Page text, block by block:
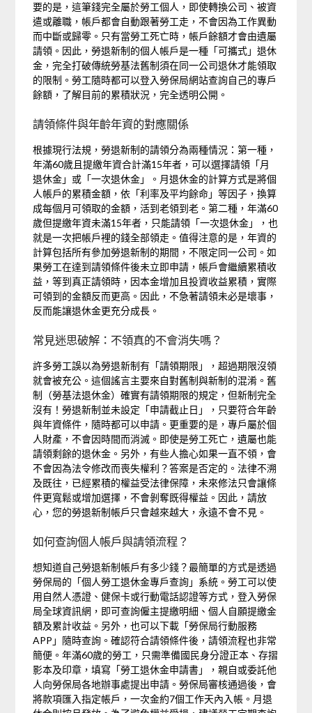
要的是，這筆錢完全屬於勞工個人，即使轉換公司、被資
遣或離職，帳戶都會自動跟著勞工走，不會因為工作異動
而中斷或歸零。只有當勞工死亡時，帳戶餘額才會由遺屬
請領。因此，勞退新制的個人帳戶是一種「可攜式」退休
金，完全打破傳統勞基法舊制須在同一公司退休才能領取
的限制。勞工隨時都可以登入勞保局網站查詢自己的專戶
餘額，了解目前的累積狀況，完全透明公開。
請領條件與年齡年資的對應關係
根據現行法規，勞退新制的請領分為兩種情況：第一種，
年滿60歲且提繳年資合計滿15年者，可以選擇請領「月
退休金」或「一次退休金」。月退休金的計算方式是將個
人帳戶的累積金額，依「利率及平均餘命」等因子，換算
成每個月可領取的金額，活到老領到老。第二種，年滿60
歲但提繳年資未滿15年者，只能請領「一次退休金」，也
就是一次把帳戶裡的錢全部領走。值得注意的是，年資的
計算包括所有參加勞退新制的期間，不限定同一公司。如
果勞工在達到請領條件後未立即申請，帳戶會繼續累積收
益，等到真正請領時，因本金增加且投資收益累積，實際
可領到的金額反而更高。因此，不急著請領未必是壞事，
反而能讓退休金更充分成長。
常見迷思破解：不領真的不會消失嗎？
許多勞工誤以為勞退新制有「請領期限」，超過期限沒領
就會被充公。這個謠言主要來自對舊制與新制的混淆。舊
制（勞基法退休金）確實有請領期限的規定，但新制完全
沒有！勞退新制並未設定「申請截止日」，只要符合年齡
與年資條件，隨時都可以申請。更重要的是，專戶屬於個
人財產，不會因時間而消滅。即使是勞工死亡，遺屬也能
請領剩餘的退休金。另外，有些人擔心如果一直不領，會
不會因為法令修改而喪失權利？答案是否定的。法律不溯
及既往，已經累積的權益受法律保障，未來修法只會讓條
件更寬鬆或增加選擇，不會剝奪既得權益。因此，請放
心，您的勞退新制帳戶只會越來越大，永遠不會不見。
如何查詢個人帳戶與請領流程？
想知道自己勞退新制帳戶有多少錢？最簡單的方式是透過
勞保局的「個人勞工退休金專戶查詢」系統。勞工可以使
用自然人憑證、健保卡或行動電話認證等方式，登入勞保
局全球資訊網，即可查詢僱主提繳明細、個人自願提繳金
額及累計收益。另外，也可以下載「勞保局行動服務
APP」隨時查詢。確認符合請領條件後，請領流程也非常
簡便。年滿60歲的勞工，只需準備國民身分證正本、存摺
影本及印章，填寫「勞工退休金申請書」，親自或委託他
人向勞保局各地辦事處提出申請。勞保局審核通過後，會
將款項匯入指定帳戶，一次金約7個工作天內入帳。月退